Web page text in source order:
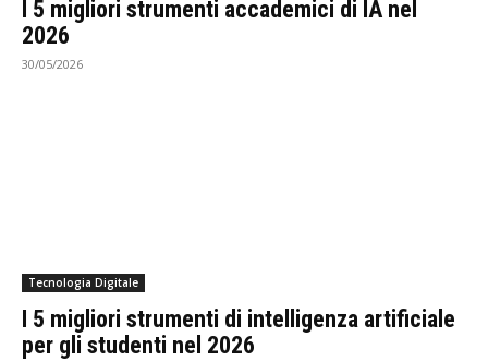
I 5 migliori strumenti accademici di IA nel
2026
30/05/2026
Tecnologia Digitale
I 5 migliori strumenti di intelligenza artificiale
per gli studenti nel 2026